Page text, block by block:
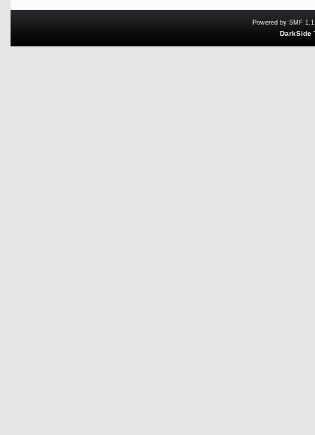
Powered by SMF
DarkSide